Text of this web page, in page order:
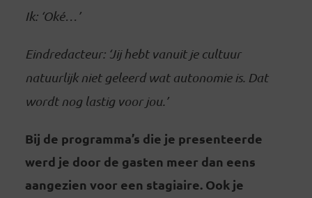
Ik: ‘Oké…’
Eindredacteur: ‘Jij hebt vanuit je cultuur
natuurlijk niet geleerd wat autonomie is. Dat
wordt nog lastig voor jou.’
Bij de programma’s die je presenteerde
werd je door de gasten meer dan eens
aangezien voor een stagiaire. Ook je